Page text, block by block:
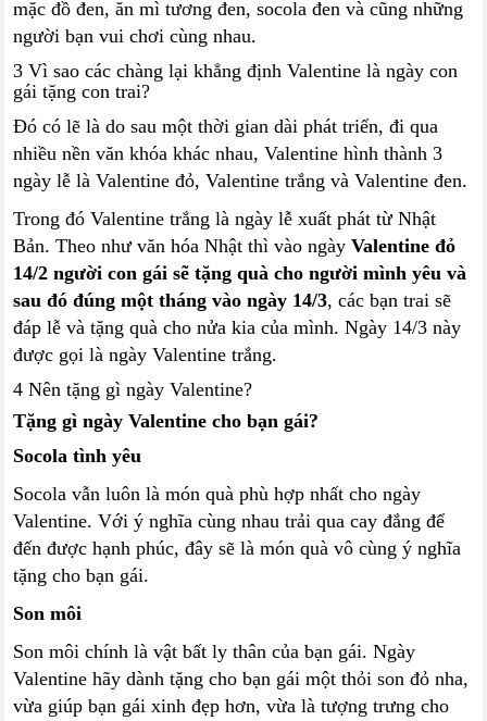
mặc đồ đen, ăn mì tương đen, socola đen và cũng những
người bạn vui chơi cùng nhau.
3 Vì sao các chàng lại khẳng định Valentine là ngày con
gái tặng con trai?
Đó có lẽ là do sau một thời gian dài phát triển, đi qua
nhiều nền văn khóa khác nhau, Valentine hình thành 3
ngày lễ là Valentine đỏ, Valentine trắng và Valentine đen.
Trong đó Valentine trắng là ngày lễ xuất phát từ Nhật
Bản. Theo như văn hóa Nhật thì vào ngàyValentine đỏ
14/2 người con gái sẽ tặng quà cho người mình yêu và
sau đó đúng một tháng vào ngày 14/3, các bạn trai sẽ
đáp lễ và tặng quà cho nửa kia của mình. Ngày 14/3 này
được gọi là ngày Valentine trắng.
4 Nên tặng gì ngày Valentine?
Tặng gì ngày Valentine cho bạn gái?
Socola tình yêu
Socola vẫn luôn là món quà phù hợp nhất cho ngày
Valentine. Với ý nghĩa cùng nhau trải qua cay đắng để
đến được hạnh phúc, đây sẽ là món quà vô cùng ý nghĩa
tặng cho bạn gái.
Son môi
Son môi chính là vật bất ly thân của bạn gái. Ngày
Valentine hãy dành tặng cho bạn gái một thỏi son đỏ nha,
vừa giúp bạn gái xinh đẹp hơn, vừa là tượng trưng cho